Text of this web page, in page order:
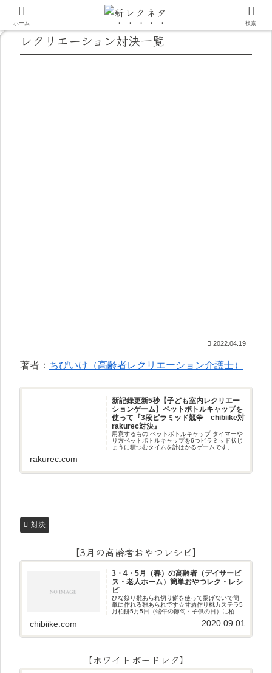
レクリエーション対決一覧
2022.04.19
著者： ちびいけ（高齢者レクリエーション介護士）
新記録更新5秒【子ども室内レクリエー
ションゲーム】ペットボトルキャップを
使って『3段ピラミッド競争 chibiike対
rakurec対決』
用意するもの ペットボトルキャップ タイマーや
り方ペットボトルキャップを6つピラミッド状じ
ょうに積つむタイムを計はかるゲームです。
rakurec.com
対決
【3月の高齢者おやつレシピ】
3・4・5月（春）の高齢者（デイサービ
ス・老人ホーム）簡単おやつレク・レシ
ピ
ひな祭り雛あられ切り餅を使って揚げないで簡
単に作れる雛あられです☆甘酒作り桃カステラ5
月柏餅5月5日（端午の節句・子供の日）に柏餅
日）にちまき作りです☆ほうじ茶プリン抹茶パ
chibiike.com 2020.09.01
【ホワイトボードレク】
ホーム 検索